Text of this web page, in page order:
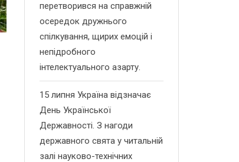
перетворився на справжній
осередок дружнього
спілкування, щирих емоцій і
непідробного
інтелектуального азарту.
15 липня Україна відзначає
День Української
Державності. З нагоди
державного свята у читальній
залі науково-технічних